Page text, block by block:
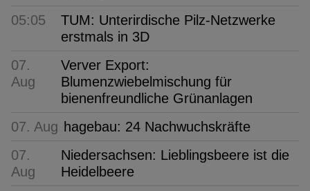
05:05
TUM: Unterirdische Pilz-Netzwerke
erstmals in 3D
07.
Aug
Verver Export:
Blumenzwiebelmischung für
bienenfreundliche Grünanlagen
07. Aug hagebau: 24 Nachwuchskräfte
07.
Aug
Niedersachsen: Lieblingsbeere ist die
Heidelbeere